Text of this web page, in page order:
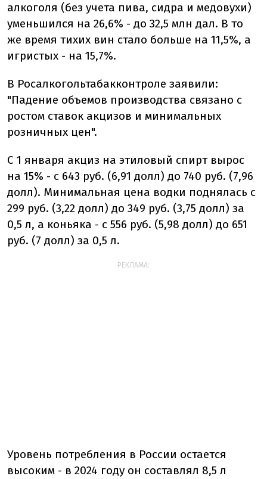
алкоголя (без учета пива, сидра и медовухи)
уменьшился на 26,6% - до 32,5 млн дал. В то
же время тихих вин стало больше на 11,5%, а
игристых - на 15,7%.
В Росалкогольтабакконтроле заявили:
"Падение объемов производства связано с
ростом ставок акцизов и минимальных
розничных цен".
С 1 января акциз на этиловый спирт вырос
на 15% - с 643 руб. (6,91 долл) до 740 руб. (7,96
долл). Минимальная цена водки поднялась с
299 руб. (3,22 долл) до 349 руб. (3,75 долл) за
0,5 л, а коньяка - с 556 руб. (5,98 долл) до 651
руб. (7 долл) за 0,5 л.
РЕКЛАМА:
Уровень потребления в России остается
высоким - в 2024 году он составлял 8,5 л